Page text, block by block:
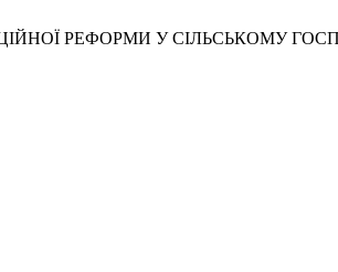
РЕФОРМИ У СІЛЬСЬКОМУ